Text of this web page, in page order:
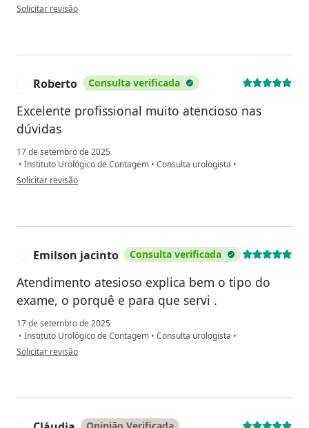
na opinião do utilizador Hélida M Gomes M
Solicitar revisão
Roberto Consulta verificada
Excelente profissional muito atencioso nas
dúvidas
17 de setembro de 2025
• Instituto Urológico de Contagem • Consulta urologista •
na opinião do utilizador Roberto
Solicitar revisão
Emilson jacinto Consulta verificada
Atendimento atesioso explica bem o tipo do
exame, o porquê e para que servi .
17 de setembro de 2025
• Instituto Urológico de Contagem • Consulta urologista •
na opinião do utilizador Emilson jacinto
Solicitar revisão